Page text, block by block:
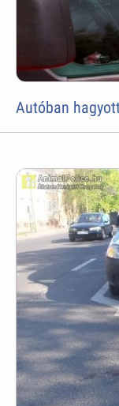
Autóban